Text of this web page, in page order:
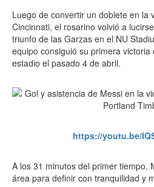
Luego de convertir un doblete en la
Cincinnati, el rosarino volvió a
triunfo de las Garzas en el NU
equipo consiguió su primera
estadio el pasado 4 de abril.
https://youtu.be/
A los 31 minutos del primer tiempo,
área para definir con tranquilidad y